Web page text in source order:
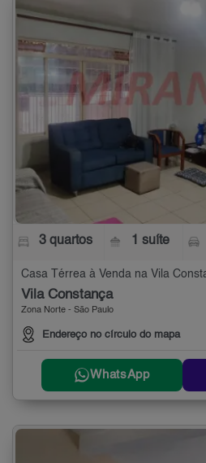
3 quartos 1 suíte
Casa Térrea à Venda na Vila
Vila Constança
Zona Norte - São Paulo
Endereço no círculo do mapa
WhatsApp